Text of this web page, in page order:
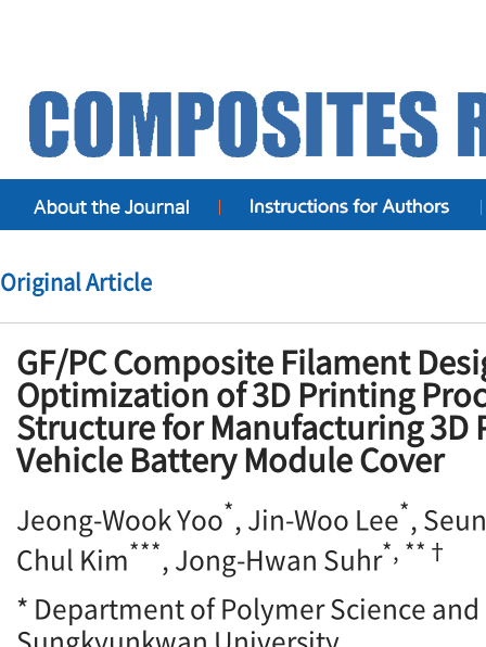
Original Article
GF/PC Composite Filament
Optimization of 3D Printing
Structure for Manufacturing 3D
Vehicle Battery Module Cover
Jeong-Wook Yoo*, Jin-Woo Lee*,
Chul Kim***, Jong-Hwan Suhr*, **†
* Department of Polymer Science